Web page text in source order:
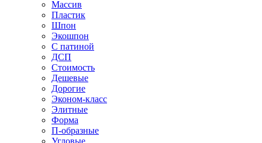
Массив
Пластик
Шпон
Экошпон
С патиной
ДСП
Стоимость
Дешевые
Дорогие
Эконом-класс
Элитные
Форма
П-образные
Угловые